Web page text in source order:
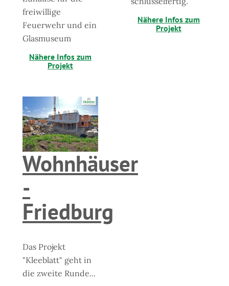
freiwillige
Feuerwehr und ein
Glasmuseum
Nähere Infos zum
Projekt
Nähere Infos zum
Projekt
Wohnhäuser
-
Friedburg
Das Projekt
"Kleeblatt" geht in
die zweite Runde...